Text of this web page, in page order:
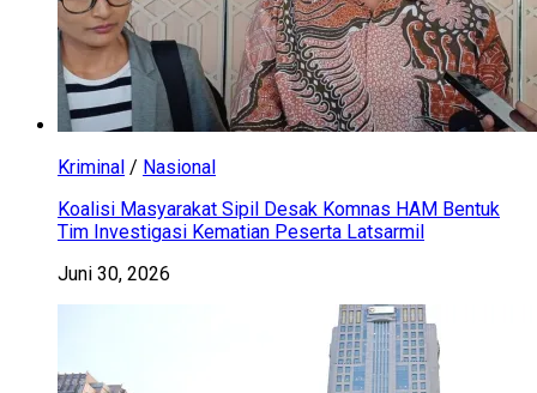
Kriminal / Nasional
Koalisi Masyarakat Sipil Desak Komnas HAM Bentuk
Tim Investigasi Kematian Peserta Latsarmil
Juni 30, 2026